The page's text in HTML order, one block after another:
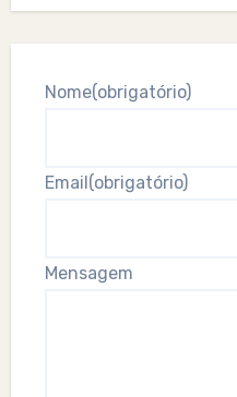
Nome(obrigatório)
Email (obrigatório)
Mensagem